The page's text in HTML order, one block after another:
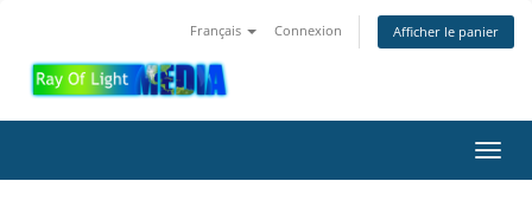
Français Connexion Afficher le panier
la